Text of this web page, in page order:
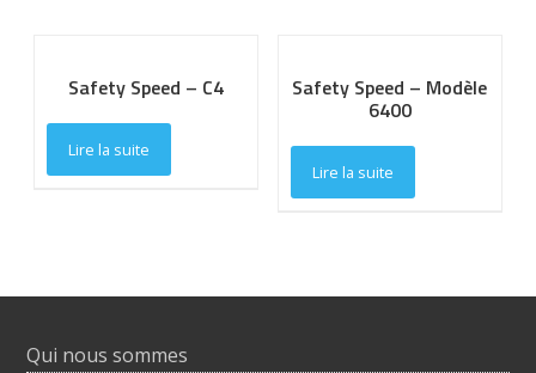
Safety Speed – C4
Lire la suite
Safety Speed – Modèle
6400
Lire la suite
Qui nous sommes